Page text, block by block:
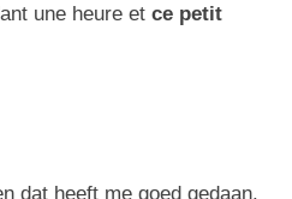
une heure et ce petit
dat heeft me goed gedaan.